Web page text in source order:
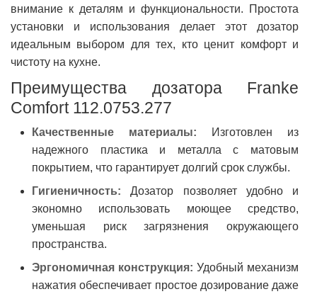
внимание к деталям и функциональности. Простота
установки и использования делает этот дозатор
идеальным выбором для тех, кто ценит комфорт и
чистоту на кухне.
Преимущества дозатора Franke
Comfort 112.0753.277
Качественные материалы: Изготовлен из
надежного пластика и металла с матовым
покрытием, что гарантирует долгий срок службы.
Гигиеничность: Дозатор позволяет удобно и
экономно использовать моющее средство,
уменьшая риск загрязнения окружающего
пространства.
Эргономичная конструкция: Удобный механизм
нажатия обеспечивает простое дозирование даже